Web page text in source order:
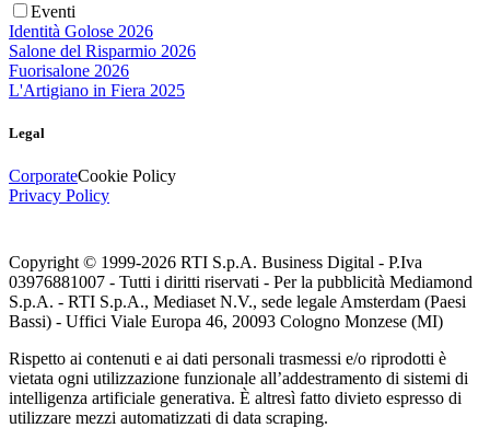
Eventi
Identità Golose 2026
Salone del Risparmio 2026
Fuorisalone 2026
L'Artigiano in Fiera 2025
Legal
CorporateCookie Policy
Privacy Policy
Copyright © 1999-2026 RTI S.p.A. Business Digital - P.Iva
03976881007 - Tutti i diritti riservati - Per la pubblicità Mediamond
S.p.A. - RTI S.p.A., Mediaset N.V., sede legale Amsterdam (Paesi
Bassi) - Uffici Viale Europa 46, 20093 Cologno Monzese (MI)
Rispetto ai contenuti e ai dati personali trasmessi e/o riprodotti è
vietata ogni utilizzazione funzionale all’addestramento di sistemi di
intelligenza artificiale generativa. È altresì fatto divieto espresso di
utilizzare mezzi automatizzati di data scraping.